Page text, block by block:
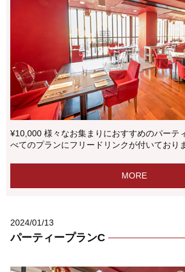
¥10,000 様々なお集まりにおすすめのパーテ
べてのプランにフリードリンクが付いており
MORE
2024/01/13
パーティープランC